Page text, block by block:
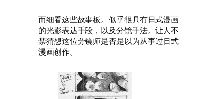
而细看这些故事板。似乎很具有日式漫画
的光影表达手段，以及分镜手法。让人不
禁猜想这位分镜师是否是以为从事过日式
漫画创作。